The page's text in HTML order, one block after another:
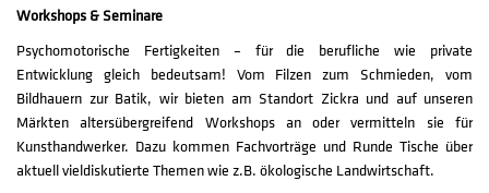
Workshops & Seminare
Psychomotorische Fertigkeiten – für die berufliche wie private
Entwicklung gleich bedeutsam! Vom Filzen zum Schmieden, vom
Bildhauern zur Batik, wir bieten am Standort Zickra und auf unseren
Märkten altersübergreifend Workshops an oder vermitteln sie für
Kunsthandwerker. Dazu kommen Fachvorträge und Runde Tische über
aktuell vieldiskutierte Themen wie z.B. ökologische Landwirtschaft.